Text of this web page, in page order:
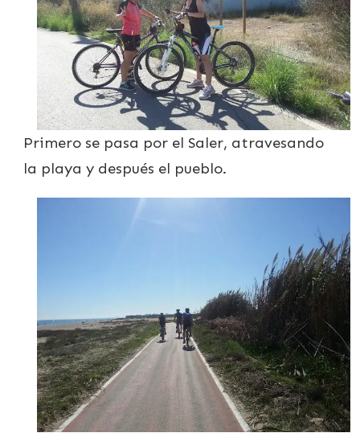
Primero se pasa por el Saler, atravesando
la playa y después el pueblo.